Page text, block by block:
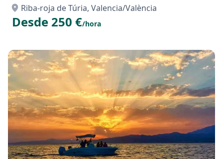
Riba-roja de Túria, Valencia/València
Desde 250 €/hora